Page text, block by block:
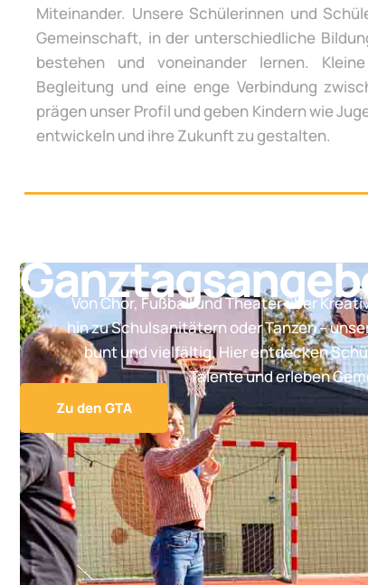
Miteinander. Unsere Schülerinnen und
Gemeinschaft, in der unterschiedliche
bestehen und voneinander lernen.
Begleitung und eine enge Verbindung
prägen unser Profil und geben Kindern wie
entwickeln und ihre Zukunft zu gestalten.
Von Chor, Fußball und Theater über
hin zu Schulsanitätern oder Tanzen –
bunt und vielfältig. Hier entdecken
Talente und erleben
Zu den GTA